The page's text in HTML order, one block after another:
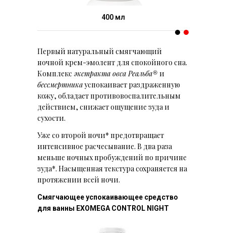
400 мл
Первый натуральный смягчающий
ночной крем-эмолент для спокойного сна.
Комплекс экстракта овса Реальба® и
бессмертникауспокаивает раздраженную
кожу, обладает противовоспалительным
действием, снижает ощущение зуда и
сухости.
Уже со второй ночи* предотвращает
интенсивное расчесывание. В два раза
меньше ночных пробуждений по причине
зуда*. Насыщенная текстура сохраняется на
протяжении всей ночи.
Смягчающее успокаивающее средство
для ванны EXOMEGA CONTROL NIGHT